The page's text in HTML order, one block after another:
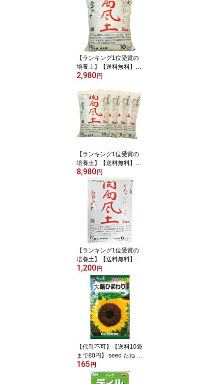
土20L肥料 用土 用土大袋
送料無料肥料 用土 用土
大袋送料無料ヒ花と野菜
の有機培養土20L肥料 用
土 用土大袋送料無料肥料
用土 用土大袋送
【ランキング1位受賞の
培養土】【送料無料】
【他の商品同梱不可】□
土18L 1袋 花の土 野菜の
土 花の土送料無料 植木
の土 観葉植物の土 球根
の土 バラの土 山野草の
土 ガーデニングの土 培
養土
2,980円
【ランキング1位受賞の
培養土】【送料無料】
【他の商品同梱不可】□
錦幸園オリジナル関西風
土18L 4袋セット 花の
土 野菜の土 花の土送料
無料 植木の土 観葉植物
の土 球根の土 バラの土
山野草の土 ガーデニング
8,980円
【ランキング1位受賞の
培養土】【送料無料】
【お試し】【他の商品同
梱不可】□錦幸園オリジ
ナル関西風土6L 1袋 花の
土 野菜の土 花の土送料
無料 植木の土 観葉植物
の土 球根の土 バラの土
山野草の土 ガーデニング
1,200円
【代引不可】【送料10袋
まで80円】 seed たね ta
ne 種 種子 □大輪ひまわ
り ◇種子種子 花 種大輪
ひまわり種子種子 花 種 s
165円